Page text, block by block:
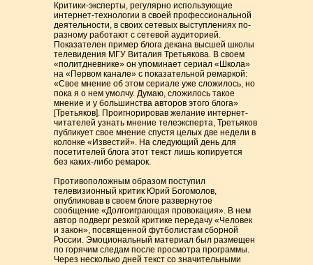
Критики-эксперты, регулярно использующие
интернет-технологии в своей профессиональной
деятельности, в своих сетевых выступлениях по-
разному работают с сетевой аудиторией.
Показателен пример блога декана высшей школы
телевидения МГУ Виталия Третьякова. В своем
«политдневнике» он упоминает сериал «Школа»
на «Первом канале» с показательной ремаркой:
«Свое мнение об этом сериале уже сложилось, но
пока я о нем умолчу. Думаю, сложилось такое
мнение и у большинства авторов этого блога»
[Третьяков]. Проигнорировав желание интернет-
читателей узнать мнение телеэксперта, Третьяков
публикует свое мнение спустя целых две недели в
колонке «Известий». На следующий день для
посетителей блога этот текст лишь копируется
без каких-либо ремарок.
Противоположным образом поступил
телевизионный критик Юрий Богомолов,
опубликовав в своем блоге развернутое
сообщение «Долгоиграющая провокация». В нем
автор подверг резкой критике передачу «Человек
и закон», посвященной футболистам сборной
России. Эмоциональный материал был размещен
по горячим следам после просмотра программы.
Через несколько дней текст со значительными